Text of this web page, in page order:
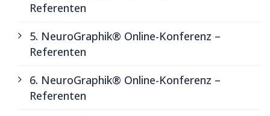
Referenten
5. NeuroGraphik® Online-Konferenz –
Referenten
6. NeuroGraphik® Online-Konferenz –
Referenten